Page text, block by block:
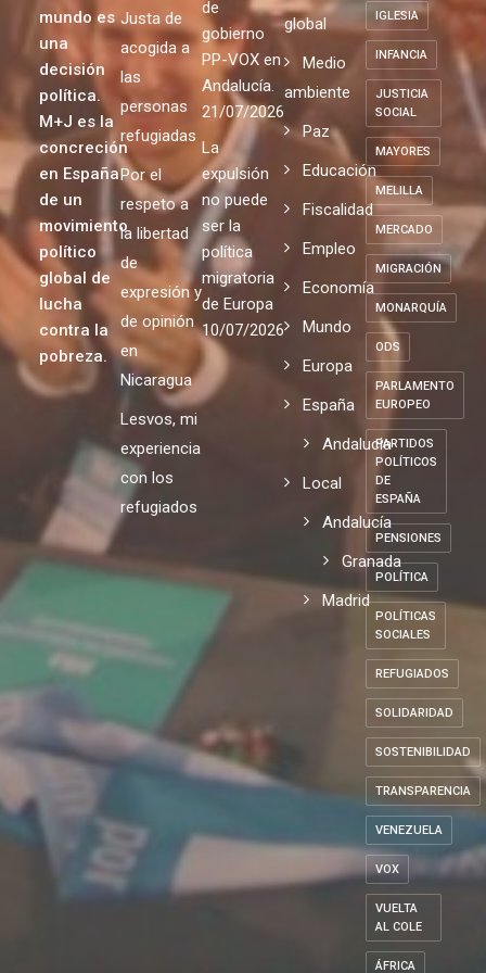
mundo es
una
decisión
política.
M+J es la
concreción
en España
de un
movimiento
político
global de
lucha
contra la
pobreza.
Justa de
acogida a
las
personas
refugiadas
Por el
respeto a
la libertad
de
expresión y
de opinión
en
Nicaragua
Lesvos, mi
experiencia
con los
refugiados
de
gobierno
PP-VOX en
Andalucía.
21/07/2026
La
expulsión
no puede
ser la
política
migratoria
de Europa
10/07/2026
global
Medio
ambiente
Paz
Educación
Fiscalidad
Empleo
Economía
Mundo
Europa
España
Andalucia
Local
Andalucía
Granada
Madrid
IGLESIA
INFANCIA
JUSTICIA
SOCIAL
MAYORES
MELILLA
MERCADO
MIGRACIÓN
MONARQUÍA
ODS
PARLAMENTO
EUROPEO
PARTIDOS
POLÍTICOS
DE
ESPAÑA
PENSIONES
POLÍTICA
POLÍTICAS
SOCIALES
REFUGIADOS
SOLIDARIDAD
SOSTENIBILIDAD
TRANSPARENCIA
VENEZUELA
VOX
VUELTA
AL COLE
ÁFRICA